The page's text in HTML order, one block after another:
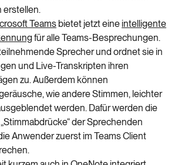
erstellen.
Teams bietet jetzt eineintelligente
für alle Teams-Besprechungen.
Sprecher und ordnet sie in
und Live-Transkripten ihren
zu. Außerdem können
wie andere Stimmen, leichter
werden. Dafür werden die
der Sprechenden
Anwender zuerst im Teams Client